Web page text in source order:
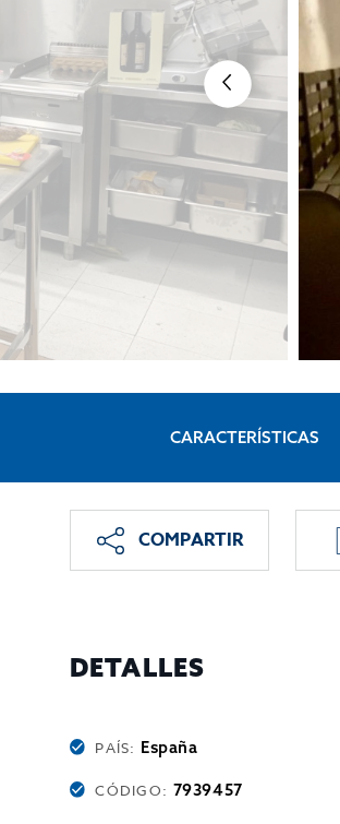
CARACTERÍSTICAS
COMPARTIR
DETALLES
PAÍS: España
CÓDIGO: 7939457